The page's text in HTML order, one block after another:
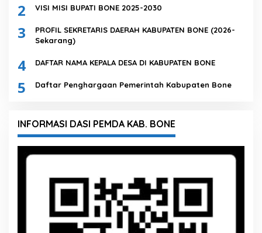
2 VISI MISI BUPATI BONE 2025-2030
3
PROFIL SEKRETARIS DAERAH KABUPATEN BONE (2026-
Sekarang)
4 DAFTAR NAMA KEPALA DESA DI KABUPATEN BONE
5 Daftar Penghargaan Pemerintah Kabupaten Bone
INFORMASI DASI PEMDA KAB. BONE